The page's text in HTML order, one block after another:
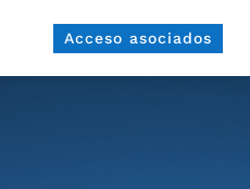
Acceso asociados